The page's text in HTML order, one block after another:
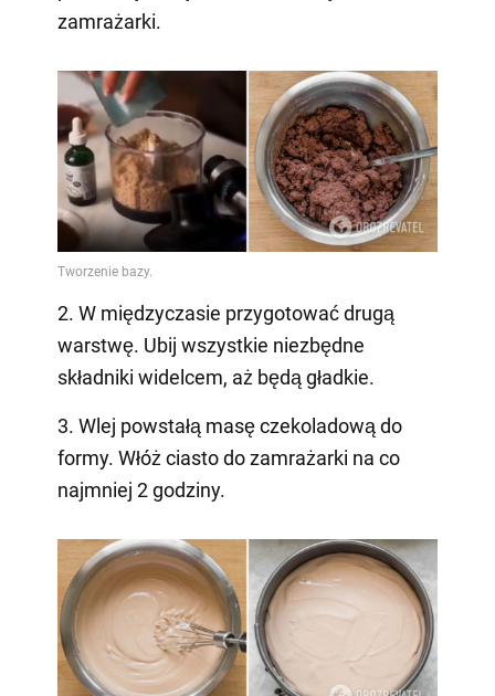
zamrażarki.
2. W międzyczasie przygotować drugą
warstwę. Ubij wszystkie niezbędne
składniki widelcem, aż będą gładkie.
3. Wlej powstałą masę czekoladową do
formy. Włóż ciasto do zamrażarki na co
najmniej 2 godziny.